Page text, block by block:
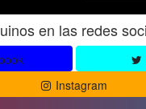
en las redes
Instagram